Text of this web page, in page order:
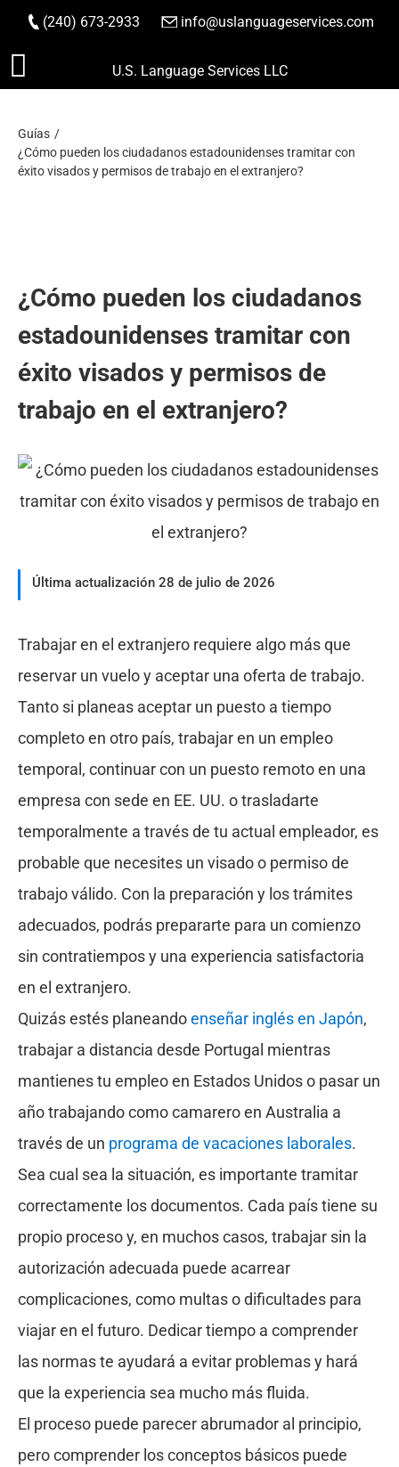
Saltar
(240) 673-2933 info@uslanguageservices.com
HACER PEDIDO
U.S. Language Services LLC
Guías
¿Cómo pueden los ciudadanos estadounidenses tramitar con
éxito visados y permisos de trabajo en el extranjero?
¿Cómo pueden los ciudadanos
estadounidenses tramitar con
éxito visados y permisos de
trabajo en el extranjero?
Última actualización 28 de julio de 2026
Trabajar en el extranjero requiere algo más que
reservar un vuelo y aceptar una oferta de trabajo.
Tanto si planeas aceptar un puesto a tiempo
completo en otro país, trabajar en un empleo
temporal, continuar con un puesto remoto en una
empresa con sede en EE. UU. o trasladarte
temporalmente a través de tu actual empleador, es
probable que necesites un visado o permiso de
trabajo válido. Con la preparación y los trámites
adecuados, podrás prepararte para un comienzo
sin contratiempos y una experiencia satisfactoria
en el extranjero.
Quizás estés planeandoenseñar inglés en Japón,
trabajar a distancia desde Portugal mientras
mantienes tu empleo en Estados Unidos o pasar un
año trabajando como camarero en Australia a
través de un programa de vacaciones laborales.
Sea cual sea la situación, es importante tramitar
correctamente los documentos. Cada país tiene su
propio proceso y, en muchos casos, trabajar sin la
autorización adecuada puede acarrear
complicaciones, como multas o dificultades para
viajar en el futuro. Dedicar tiempo a comprender
las normas te ayudará a evitar problemas y hará
que la experiencia sea mucho más fluida.
El proceso puede parecer abrumador al principio,
pero comprender los conceptos básicos puede